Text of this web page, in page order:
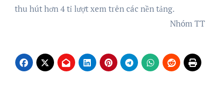
thu hút hơn 4 tỉ lượt xem trên các nền tảng.
Nhóm TT